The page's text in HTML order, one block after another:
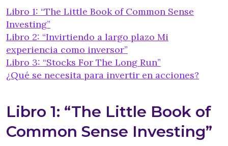
Libro 1: “The Little Book of Common Sense
Investing”
Libro 2: “Invirtiendo a largo plazo Mi
experiencia como inversor”
Libro 3: “Stocks For The Long Run”
¿Qué se necesita para invertir en acciones?
Libro 1: “The Little Book of
Common Sense Investing”